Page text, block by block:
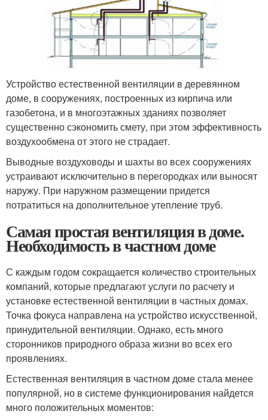
Устройство естественной вентиляции в деревянном
доме, в сооружениях, построенных из кирпича или
газобетона, и в многоэтажных зданиях позволяет
существенно сэкономить смету, при этом эффективность
воздухообмена от этого не страдает.
Выводные воздуховоды и шахты во всех сооружениях
устраивают исключительно в перегородках или выносят
наружу. При наружном размещении придется
потратиться на дополнительное утепление труб.
Самая простая вентиляция в доме.
Необходимость в частном доме
С каждым годом сокращается количество строительных
компаний, которые предлагают услуги по расчету и
установке естественной вентиляции в частных домах.
Точка фокуса направлена на устройство искусственной,
принудительной вентиляции. Однако, есть много
сторонников природного образа жизни во всех его
проявлениях.
Естественная вентиляция в частном доме стала менее
популярной, но в системе функционирования найдется
много положительных моментов: